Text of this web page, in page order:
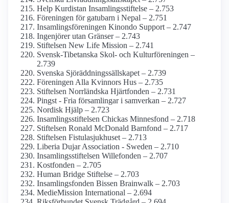
Help Kurdistan Insamlings­stiftelse – 2.753
Föreningen för gatubarn i Nepal – 2.751
Insamlings­föreningen Kinondo Support – 2.747
Ingenjörer utan Gränser – 2.743
Stiftelsen New Life Mission – 2.741
Svensk-Tibetanska Skol- och Kulturföreningen –
2.739
Svenska Sjöräddnings­sällskapet – 2.739
Föreningen Alla Kvinnors Hus – 2.735
Stiftelsen Norrländska Hjärtfonden – 2.731
Pingst - Fria församlingar i samverkan – 2.727
Nordisk Hjälp – 2.723
Insamlings­stiftelsen Chickas Minnesfond – 2.718
Stiftelsen Ronald McDonald Barnfond – 2.717
Stiftelsen Fistulasjukhuset – 2.713
Liberia Dujar Association - Sweden – 2.710
Insamlings­stiftelsen Willefonden – 2.707
Kostfonden – 2.705
Human Bridge Stiftelse – 2.703
Insamlings­fonden Bissen Brainwalk – 2.703
MedieMission International – 2.694